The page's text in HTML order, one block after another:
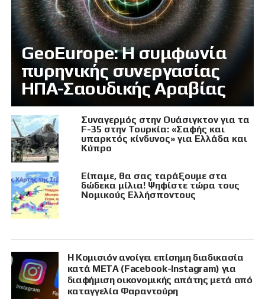
GeoEurope: Η συμφωνία
πυρηνικής συνεργασίας
ΗΠΑ-Σαουδικής Αραβίας
Συναγερμός στην Ουάσιγκτον για τα
F-35 στην Τουρκία: «Σαφής και
υπαρκτός κίνδυνος» για Ελλάδα και
Κύπρο
Είπαμε, θα σας ταράξουμε στα
δώδεκα μίλια! Ψηφίστε τώρα τους
Νομικούς Ελλήσποντους
Η Κομισιόν ανοίγει επίσημη διαδικασία
κατά META (Facebook-Instagram) για
διαφήμιση οικονομικής απάτης μετά από
καταγγελία Φαραντούρη